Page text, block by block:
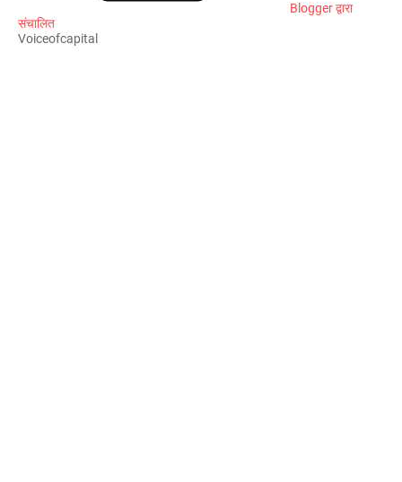
Blogger द्वारा
संचालित
Voiceofcapital